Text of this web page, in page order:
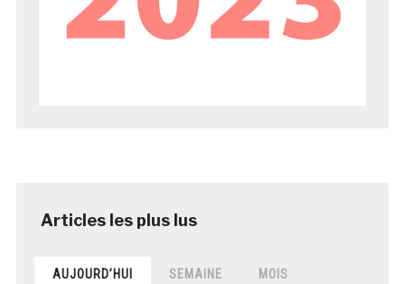
AUJOURD’HUI SEMAINE MOIS